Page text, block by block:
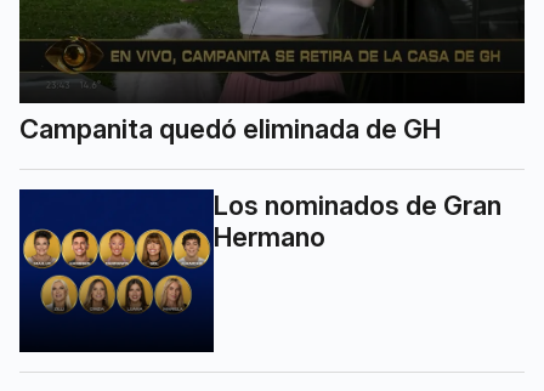
Campanita quedó eliminada de GH
Los nominados de Gran
Hermano